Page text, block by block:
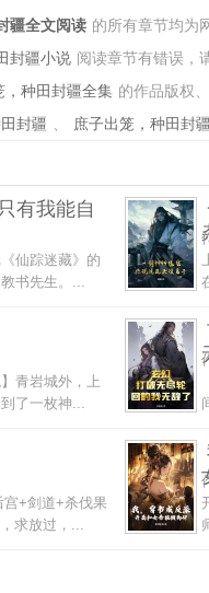
疆全文阅读 的所有章节均为
封疆小说 阅读章节有错误，
，种田封疆全集 的作品版权
封疆 、 庶子出笼，种田封
有我能自
仙踪迷藏》的
书先生。...
青岩城外，上
了一枚神...
宫+剑道+杀伐果
求放过，...